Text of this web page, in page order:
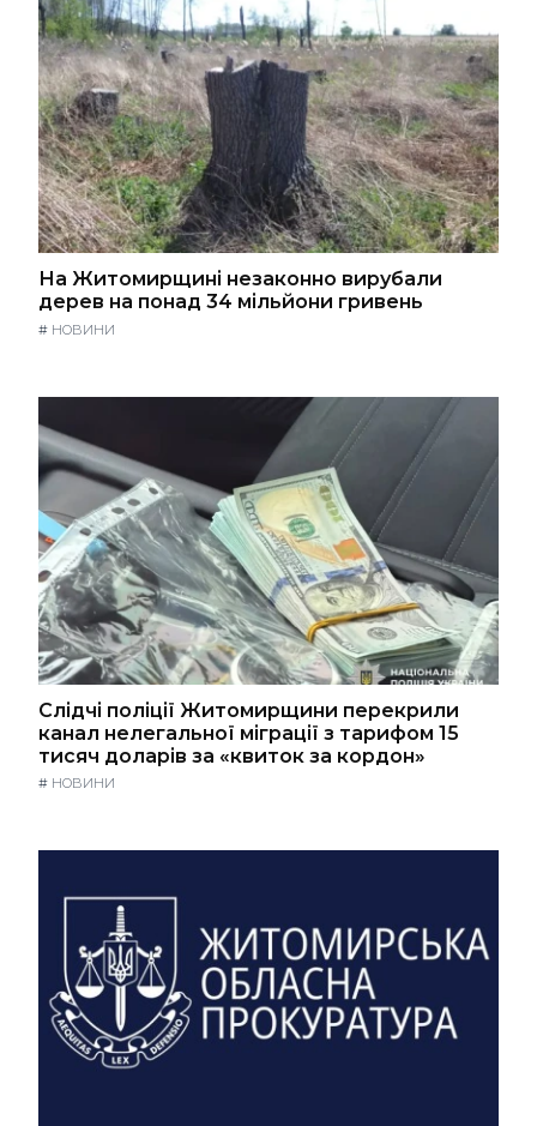
На Житомирщині незаконно вирубали
дерев на понад 34 мільйони гривень
# НОВИНИ
Слідчі поліції Житомирщини перекрили
канал нелегальної міграції з тарифом 15
тисяч доларів за «квиток за кордон»
# НОВИНИ